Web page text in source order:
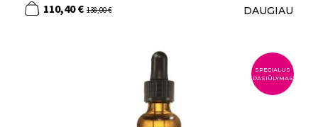
110,40 € 138,00 € DAUGIAU
SPECIALUS
PASIŪLYMAS